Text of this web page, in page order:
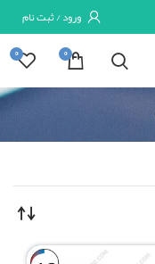
ورود / ثبت نام
0
0